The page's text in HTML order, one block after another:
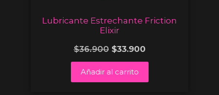
Lubricante Estrechante Friction
Elixir
$36.900 $33.900
Añadir al carrito